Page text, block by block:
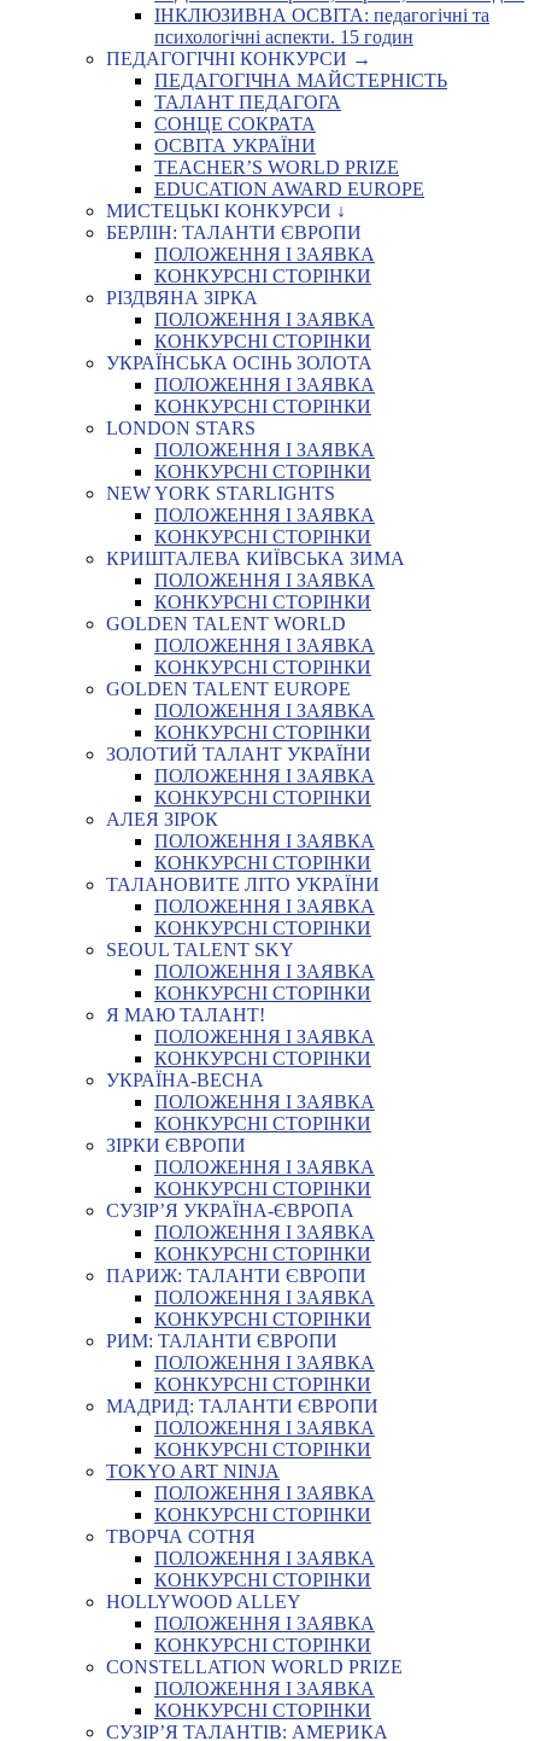
ІНКЛЮЗИВНА ОСВІТА: педагогічні та
психологічні аспекти. 15 годин
ПЕДАГОГІЧНІ КОНКУРСИ →
ПЕДАГОГІЧНА МАЙСТЕРНІСТЬ
ТАЛАНТ ПЕДАГОГА
СОНЦЕ СОКРАТА
ОСВІТА УКРАЇНИ
TEACHER’S WORLD PRIZE
EDUCATION AWARD EUROPE
МИСТЕЦЬКІ КОНКУРСИ ↓
БЕРЛІН: ТАЛАНТИ ЄВРОПИ
ПОЛОЖЕННЯ І ЗАЯВКА
КОНКУРСНІ СТОРІНКИ
РІЗДВЯНА ЗІРКА
ПОЛОЖЕННЯ І ЗАЯВКА
КОНКУРСНІ СТОРІНКИ
УКРАЇНСЬКА ОСІНЬ ЗОЛОТА
ПОЛОЖЕННЯ І ЗАЯВКА
КОНКУРСНІ СТОРІНКИ
LONDON STARS
ПОЛОЖЕННЯ І ЗАЯВКА
КОНКУРСНІ СТОРІНКИ
NEW YORK STARLIGHTS
ПОЛОЖЕННЯ І ЗАЯВКА
КОНКУРСНІ СТОРІНКИ
КРИШТАЛЕВА КИЇВСЬКА ЗИМА
ПОЛОЖЕННЯ І ЗАЯВКА
КОНКУРСНІ СТОРІНКИ
GOLDEN TALENT WORLD
ПОЛОЖЕННЯ І ЗАЯВКА
КОНКУРСНІ СТОРІНКИ
GOLDEN TALENT EUROPE
ПОЛОЖЕННЯ І ЗАЯВКА
КОНКУРСНІ СТОРІНКИ
ЗОЛОТИЙ ТАЛАНТ УКРАЇНИ
ПОЛОЖЕННЯ І ЗАЯВКА
КОНКУРСНІ СТОРІНКИ
АЛЕЯ ЗІРОК
ПОЛОЖЕННЯ І ЗАЯВКА
КОНКУРСНІ СТОРІНКИ
ТАЛАНОВИТЕ ЛІТО УКРАЇНИ
ПОЛОЖЕННЯ І ЗАЯВКА
КОНКУРСНІ СТОРІНКИ
SEOUL TALENT SKY
ПОЛОЖЕННЯ І ЗАЯВКА
КОНКУРСНІ СТОРІНКИ
Я МАЮ ТАЛАНТ!
ПОЛОЖЕННЯ І ЗАЯВКА
КОНКУРСНІ СТОРІНКИ
УКРАЇНА-ВЕСНА
ПОЛОЖЕННЯ І ЗАЯВКА
КОНКУРСНІ СТОРІНКИ
ЗІРКИ ЄВРОПИ
ПОЛОЖЕННЯ І ЗАЯВКА
КОНКУРСНІ СТОРІНКИ
СУЗІР’Я УКРАЇНА-ЄВРОПА
ПОЛОЖЕННЯ І ЗАЯВКА
КОНКУРСНІ СТОРІНКИ
ПАРИЖ: ТАЛАНТИ ЄВРОПИ
ПОЛОЖЕННЯ І ЗАЯВКА
КОНКУРСНІ СТОРІНКИ
РИМ: ТАЛАНТИ ЄВРОПИ
ПОЛОЖЕННЯ І ЗАЯВКА
КОНКУРСНІ СТОРІНКИ
МАДРИД: ТАЛАНТИ ЄВРОПИ
ПОЛОЖЕННЯ І ЗАЯВКА
КОНКУРСНІ СТОРІНКИ
TOKYO ART NINJA
ПОЛОЖЕННЯ І ЗАЯВКА
КОНКУРСНІ СТОРІНКИ
ТВОРЧА СОТНЯ
ПОЛОЖЕННЯ І ЗАЯВКА
КОНКУРСНІ СТОРІНКИ
HOLLYWOOD ALLEY
ПОЛОЖЕННЯ І ЗАЯВКА
КОНКУРСНІ СТОРІНКИ
CONSTELLATION WORLD PRIZE
ПОЛОЖЕННЯ І ЗАЯВКА
КОНКУРСНІ СТОРІНКИ
СУЗІР’Я ТАЛАНТІВ: АМЕРИКА